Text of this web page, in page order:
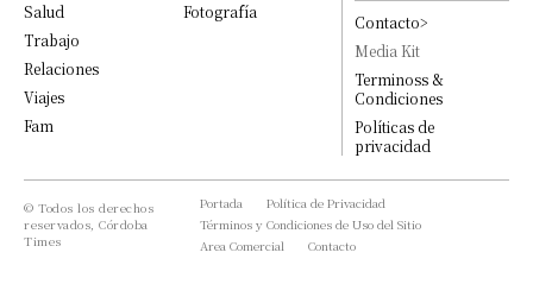
Salud
Trabajo
Relaciones
Viajes
Fam
Fotografía
Contacto>
Media Kit
Terminoss &
Condiciones
Políticas de
privacidad
© Todos los derechos
reservados, Córdoba
Times
Portada
Política de Privacidad
Términos y Condiciones de Uso del Sitio
Area Comercial
Contacto